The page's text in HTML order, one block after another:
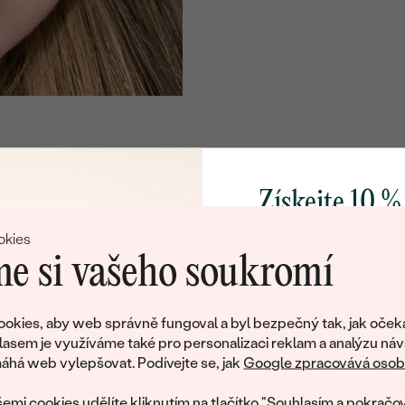
si vašeho soukromí
aby web správně fungoval a byl bezpečný tak, jak
je využíváme také pro personalizaci reklam a analýzu
web vylepšovat. Podívejte se, jak Google zpracovává
Litujeme, ale tento šperk si už své majitele našel
množství podobných produktů. Pokud chcete být
Získejte 10
poctivě vyráběných
Jako dárek na
zašleme slevový kód